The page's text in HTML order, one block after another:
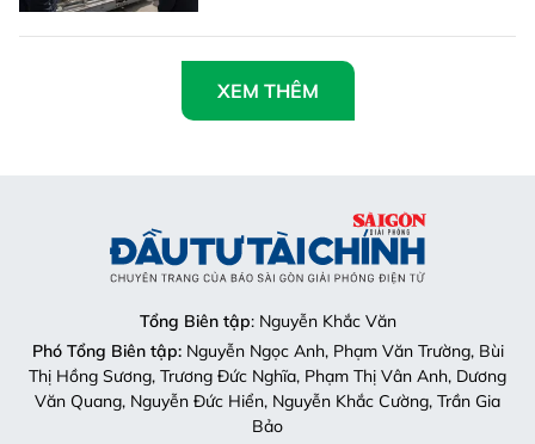
XEM THÊM
Tổng Biên tập: Nguyễn Khắc Văn
Phó Tổng Biên tập:Nguyễn Ngọc Anh, Phạm Văn Trường, Bùi
Thị Hồng Sương, Trương Đức Nghĩa, Phạm Thị Vân Anh, Dương
Văn Quang, Nguyễn Đức Hiển, Nguyễn Khắc Cường, Trần Gia
Bảo